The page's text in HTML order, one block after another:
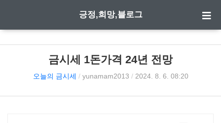
긍정,희망,블로그
금시세 1돈가격 24년 전망
오늘의 금시세 / yunamam2013 / 2024. 8. 6. 08:20